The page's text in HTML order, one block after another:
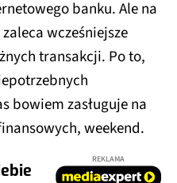
banku. Ale na
wcześniejsze
transakcji. Po to,
bowiem zasługuje na
weekend.
REKLAMA